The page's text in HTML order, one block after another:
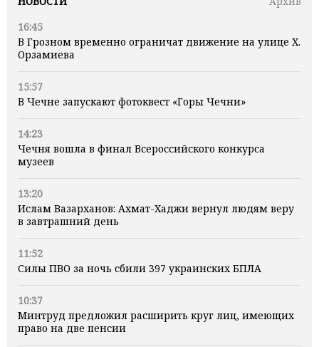
16:45
В Грозном временно ограничат движение на улице Х.
Орзамиева
15:57
В Чечне запускают фотоквест «Горы Чечни»
14:23
Чечня вошла в финал Всероссийского конкурса
музеев
13:20
Ислам Вазарханов: Ахмат-Хаджи вернул людям веру
в завтрашний день
11:52
Силы ПВО за ночь сбили 397 украинских БПЛА
10:37
Минтруд предложил расширить круг лиц, имеющих
право на две пенсии